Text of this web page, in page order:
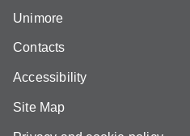
Unimore
Contacts
Accessibility
Site Map